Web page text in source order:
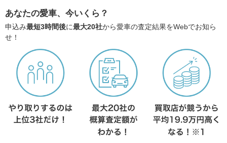
あなたの愛車、今いくら？
申込み最短3時間後に最大20社から愛車の査定結果をWebでお知ら
せ！